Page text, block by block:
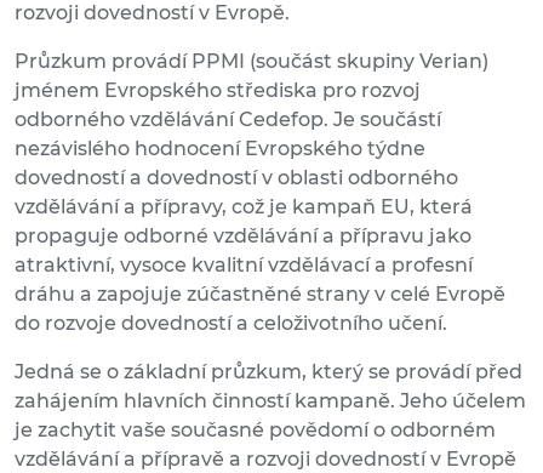
rozvoji dovedností v Evropě.
Průzkum provádí PPMI (součást skupiny Verian)
jménem Evropského střediska pro rozvoj
odborného vzdělávání Cedefop. Je součástí
nezávislého hodnocení Evropského týdne
dovedností a dovedností v oblasti odborného
vzdělávání a přípravy, což je kampaň EU, která
propaguje odborné vzdělávání a přípravu jako
atraktivní, vysoce kvalitní vzdělávací a profesní
dráhu a zapojuje zúčastněné strany v celé Evropě
do rozvoje dovedností a celoživotního učení.
Jedná se o základní průzkum, který se provádí před
zahájením hlavních činností kampaně. Jeho účelem
je zachytit vaše současné povědomí o odborném
vzdělávání a přípravě a rozvoji dovedností v Evropě